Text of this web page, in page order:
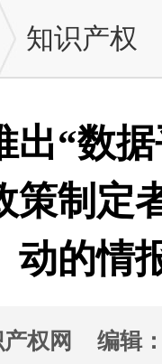
知识产权
出“数
策制定
动的情
权网 编辑